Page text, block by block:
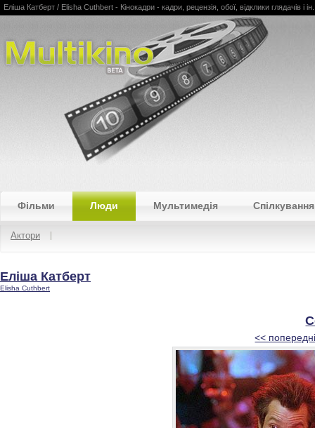
Multikino
Еліша Катберт / Elisha Cuthbert - Кінокадри - кадри, рецензія, обої, відклики глядачів і ін.
Фільми Люди Мультимедія Спілкування
Актори
Еліша Катберт
Elisha Cuthbert
<<